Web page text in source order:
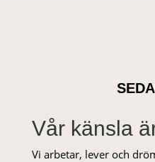
Vår känsla
Vi arbetar, lever och